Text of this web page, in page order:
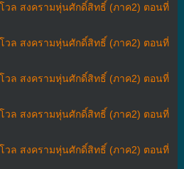
โวล สงครามหุ่นศักดิ์สิทธิ์ (ภาค2) ตอนที่
โวล สงครามหุ่นศักดิ์สิทธิ์ (ภาค2) ตอนที่
โวล สงครามหุ่นศักดิ์สิทธิ์ (ภาค2) ตอนที่
โวล สงครามหุ่นศักดิ์สิทธิ์ (ภาค2) ตอนที่
โวล สงครามหุ่นศักดิ์สิทธิ์ (ภาค2) ตอนที่